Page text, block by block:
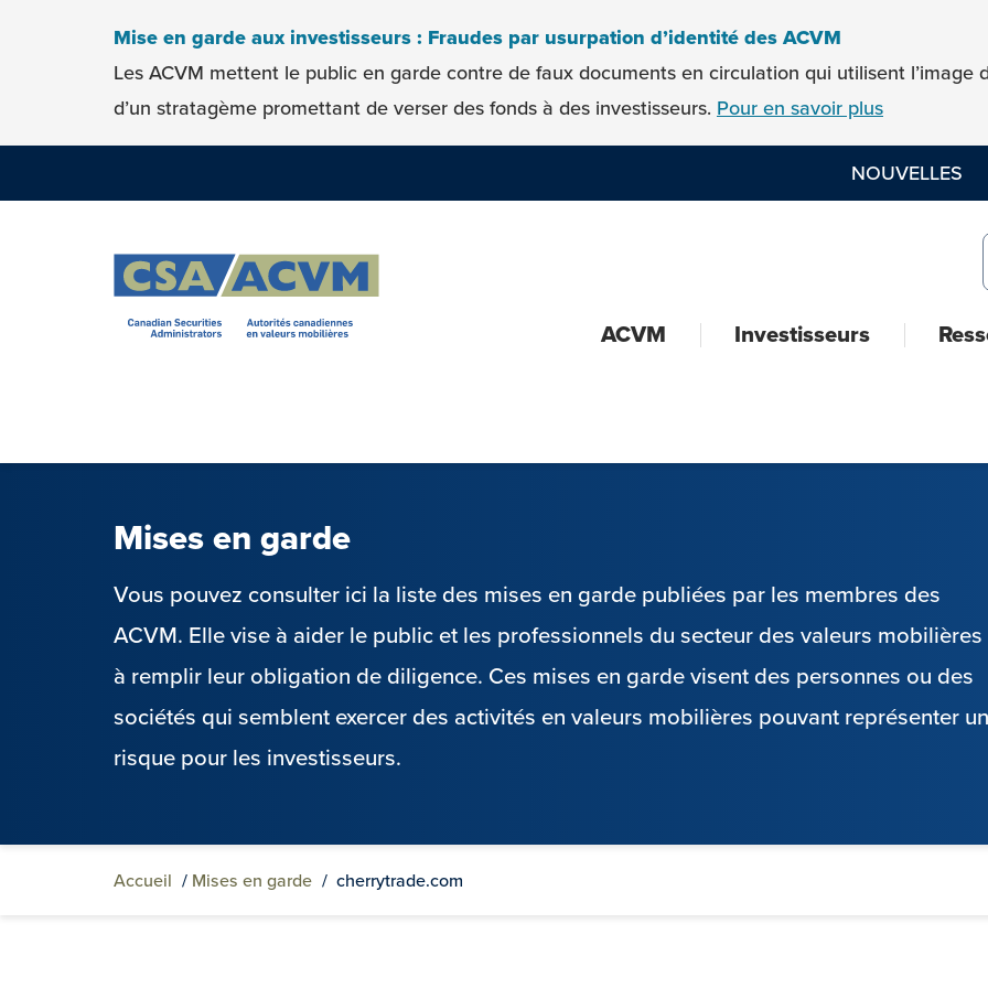
Skip to contentMise en garde aux investisseurs : Fraudes par usurpation d’identité des ACVM
Les ACVM mettent le public en garde contre de faux documents en circulation qui utilisent l’image
d’un stratagème promettant de verser des fonds à des investisseurs. Pour en savoir plus
NOUVELLES
ACVM Investisseurs
Mises en garde
Vous pouvez consulter ici la liste des mises en garde publiées par les membres des
ACVM. Elle vise à aider le public et les professionnels du secteur des valeurs mobilières
à remplir leur obligation de diligence. Ces mises en garde visent des personnes ou des
sociétés qui semblent exercer des activités en valeurs mobilières pouvant représenter un
risque pour les investisseurs.
Accueil / Mises en garde / cherrytrade.com